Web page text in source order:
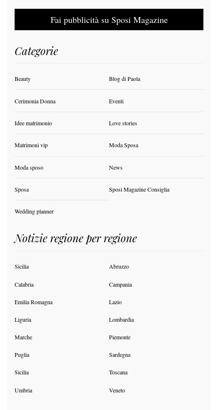
Fai pubblicità su Sposi Magazine
Categorie
Beauty Blog di Paola
Cerimonia Donna Eventi
Idee matrimonio Love stories
Matrimoni vip Moda Sposa
Moda sposo News
Sposa Sposi Magazine Consiglia
Wedding planner
Notizie regione per regione
Sicilia Abruzzo
Calabria Campania
Emilia Romagna Lazio
Liguria Lombardia
Marche Piemonte
Puglia Sardegna
Sicilia Toscana
Umbria Veneto